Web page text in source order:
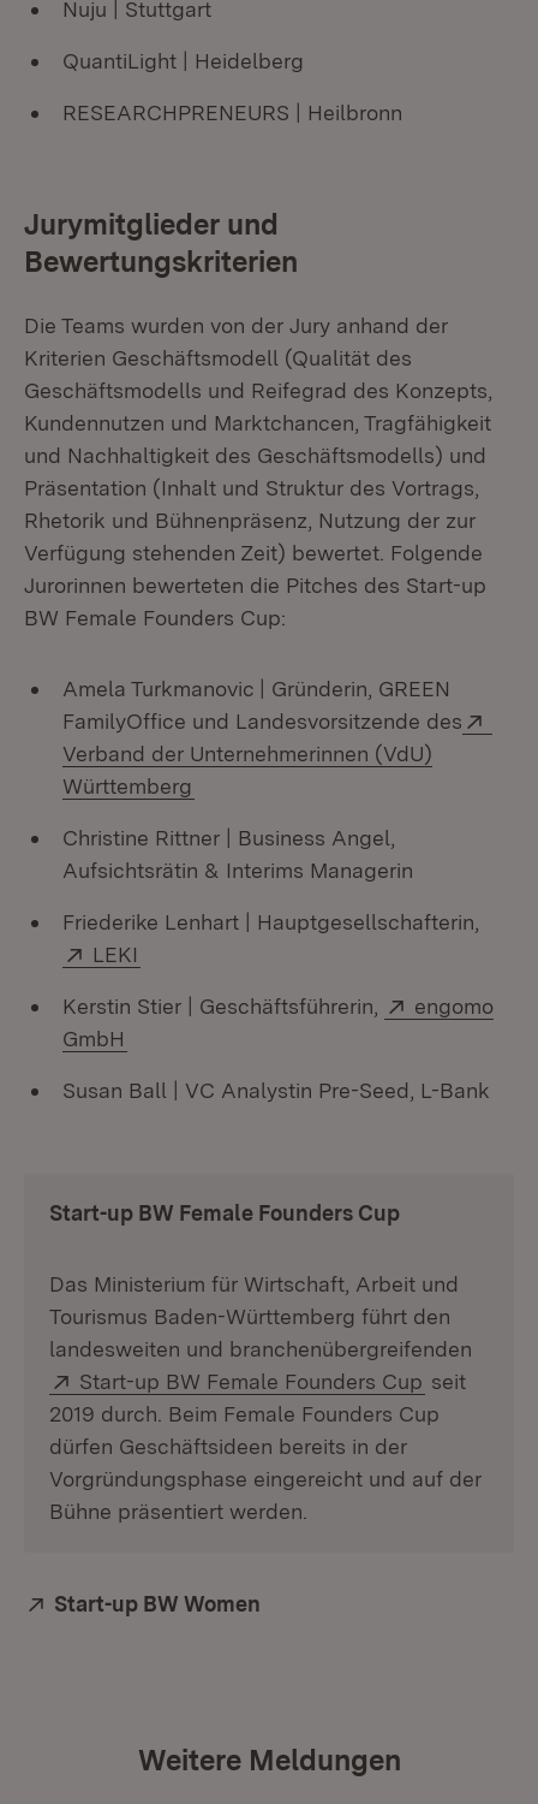
Nuju | Stuttgart
QuantiLight | Heidelberg
RESEARCHPRENEURS | Heilbronn
Jurymitglieder und
Bewertungskriterien
Die Teams wurden von der Jury anhand der
Kriterien Geschäftsmodell (Qualität des
Geschäftsmodells und Reifegrad des Konzepts,
Kundennutzen und Marktchancen, Tragfähigkeit
und Nachhaltigkeit des Geschäftsmodells) und
Präsentation (Inhalt und Struktur des Vortrags,
Rhetorik und Bühnenpräsenz, Nutzung der zur
Verfügung stehenden Zeit) bewertet. Folgende
Jurorinnen bewerteten die Pitches des Start-up
BW Female Founders Cup:
Amela Turkmanovic | Gründerin, GREEN
FamilyOffice und Landesvorsitzende des
Verband der Unternehmerinnen (VdU)
Württemberg
Christine Rittner | Business Angel,
Aufsichtsrätin & Interims Managerin
Friederike Lenhart | Hauptgesellschafterin,
Extern:
LEKI
Kerstin Stier | Geschäftsführerin, Extern:
engomo
GmbH
Susan Ball | VC Analystin Pre-Seed, L-Bank
Start-up BW Female Founders Cup
Das Ministerium für Wirtschaft, Arbeit und
Tourismus Baden-Württemberg führt den
landesweiten und branchenübergreifenden
Extern:
Start-up BW Female Founders Cup (Öffnet in
seit
2019 durch. Beim Female Founders Cup
dürfen Geschäftsideen bereits in der
Vorgründungsphase eingereicht und auf der
Bühne präsentiert werden.
Extern:
Start-up BW Women
Weitere Meldungen